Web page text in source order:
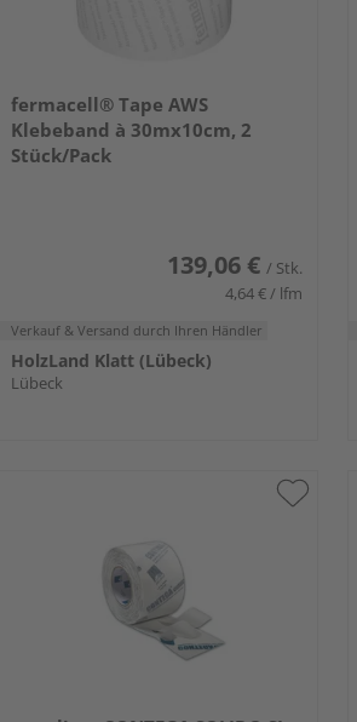
fermacell® Tape AWS
Klebeband à 30mx10cm, 2
Stück/Pack
139,06 € / Stk.
4,64 € / lfm
Verkauf & Versand durch Ihren Händler
HolzLand Klatt (Lübeck)
Lübeck